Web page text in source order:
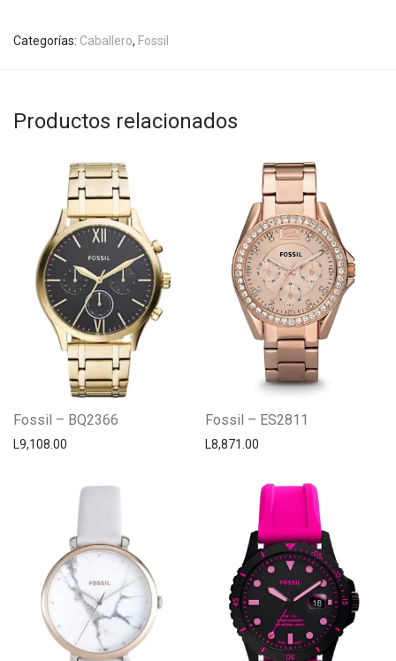
Categorías: Caballero, Fossil
Productos relacionados
Fossil – BQ2366
L9,108.00
Fossil – ES2811
L8,871.00